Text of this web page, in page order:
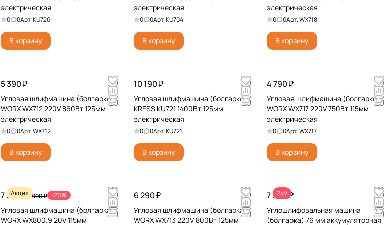
электрическая
0 0Арт.KU720
В корзину
электрическая
0 0Арт.KU704
В корзину
электрическая
0 0Арт.WX718
В корзину
5 390 ₽
Угловая шлифмашина (болгарка)
WORX WX712 220V 860Вт 125мм
электрическая
0 0Арт.WX712
В корзину
10 190 ₽
Угловая шлифмашина (болгарка)
KRESS KU721 1400Вт 125мм
электрическая
0 0Арт.KU721
В корзину
4 790 ₽
Угловая шлифмашина (болгарка)
WORX WX717 220V 750Вт 115мм
электрическая
0 0Арт.WX717
В корзину
Акция
7 990 ₽9 990 ₽ -20%
Угловая шлифмашина (болгарка)
WORX WX800.9 20V 115мм
6 290 ₽
Угловая шлифмашина (болгарка)
WORX WX713 220V 800Вт 125мм
24V
7 990 ₽
Углошлифовальная машина
(болгарка) 76 мм аккумуляторная